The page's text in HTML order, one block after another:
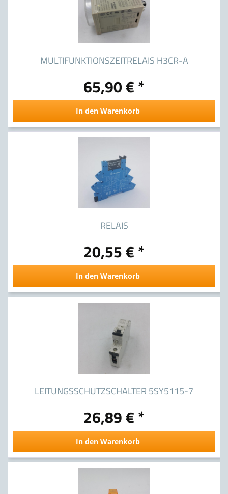
MULTIFUNKTIONSZEITRELAIS H3CR-A
65,90 € *
In den Warenkorb
RELAIS
20,55 € *
In den Warenkorb
LEITUNGSSCHUTZSCHALTER 5SY5115-7
26,89 € *
In den Warenkorb